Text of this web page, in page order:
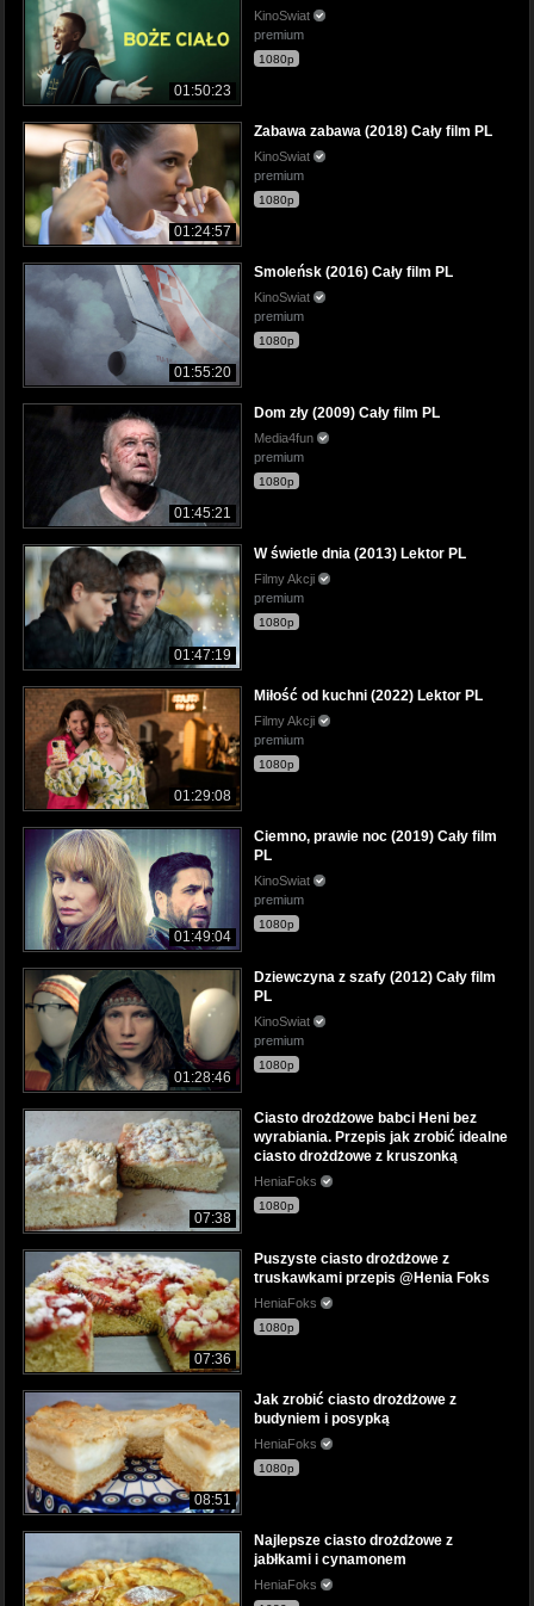
01:50:23
KinoSwiat
premium
1080p
01:24:57
Zabawa zabawa (2018) Cały film PL
KinoSwiat
premium
1080p
01:55:20
Smoleńsk (2016) Cały film PL
KinoSwiat
premium
1080p
01:45:21
Dom zły (2009) Cały film PL
Media4fun
premium
1080p
01:47:19
W świetle dnia (2013) Lektor PL
Filmy Akcji
premium
1080p
01:29:08
Miłość od kuchni (2022) Lektor PL
Filmy Akcji
premium
1080p
01:49:04
Ciemno, prawie noc (2019) Cały film
PL
KinoSwiat
premium
1080p
01:28:46
Dziewczyna z szafy (2012) Cały film
PL
KinoSwiat
premium
1080p
07:38
Ciasto drożdżowe babci Heni bez
wyrabiania. Przepis jak zrobić idealne
ciasto drożdżowe z kruszonką
HeniaFoks
1080p
07:36
Puszyste ciasto drożdżowe z
truskawkami przepis @Henia Foks
HeniaFoks
1080p
08:51
Jak zrobić ciasto drożdżowe z
budyniem i posypką
HeniaFoks
1080p
Najlepsze ciasto drożdżowe z
jabłkami i cynamonem
HeniaFoks